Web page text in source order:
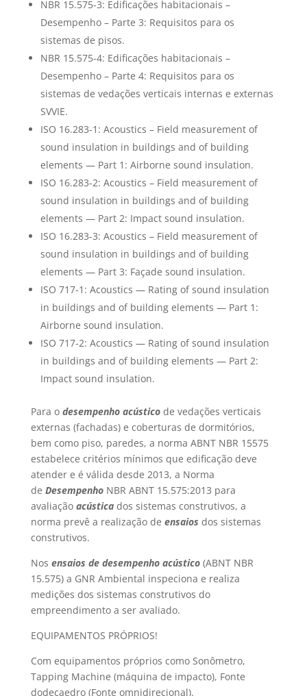
NBR 15.575-3: Edificações habitacionais –
Desempenho – Parte 3: Requisitos para os
sistemas de pisos.
NBR 15.575-4: Edificações habitacionais –
Desempenho – Parte 4: Requisitos para os
sistemas de vedações verticais internas e externas
SVVIE.
ISO 16.283-1: Acoustics – Field measurement of
sound insulation in buildings and of building
elements — Part 1: Airborne sound insulation.
ISO 16.283-2: Acoustics – Field measurement of
sound insulation in buildings and of building
elements — Part 2: Impact sound insulation.
ISO 16.283-3: Acoustics – Field measurement of
sound insulation in buildings and of building
elements — Part 3: Façade sound insulation.
ISO 717-1: Acoustics — Rating of sound insulation
in buildings and of building elements — Part 1:
Airborne sound insulation.
ISO 717-2: Acoustics — Rating of sound insulation
in buildings and of building elements — Part 2:
Impact sound insulation.
Para o desempenho acústicode vedações verticais
externas (fachadas) e coberturas de dormitórios,
bem como piso, paredes, a norma ABNT NBR 15575
estabelece critérios mínimos que edificação deve
atender e é válida desde 2013, a Norma
de DesempenhoNBR ABNT 15.575:2013 para
avaliação acústicados sistemas construtivos, a
norma prevê a realização de ensaios dos sistemas
construtivos.
Nos ensaios de desempenho acústico(ABNT NBR
15.575) a GNR Ambiental inspeciona e realiza
medições dos sistemas construtivos do
empreendimento a ser avaliado.
EQUIPAMENTOS PRÓPRIOS!
Com equipamentos próprios como Sonômetro,
Tapping Machine (máquina de impacto), Fonte
dodecaedro (Fonte omnidirecional).